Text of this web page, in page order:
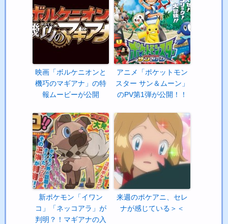
映画「ボルケニオンと
機巧のマギアナ」の特
報ムービーが公開
アニメ「ポケットモン
スター サン＆ムーン」
のPV第1弾が公開！！
新ポケモン「イワン
コ」「ネッコアラ」が
判明？！マギアナの入
来週のポケアニ、セレ
ナが感じている＞＜